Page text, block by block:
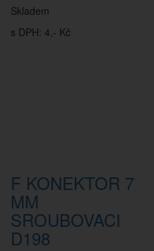
Skladem
s DPH: 4,- Kč
F KONEKTOR 7
MM
SROUBOVACI
D198